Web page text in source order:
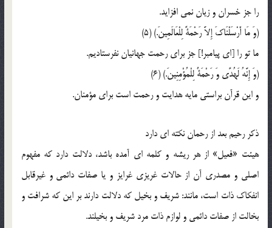
را جز خسران و زيان نمي افزايد.
(وَ مَا أَرْسَلْنَاکَ إِلاَّ رَحْمَةً لِلْعَالَمِينَ.‌) (5)
ما تو را [اي پيامبر!] جز براي رحمت جهانيان نفرستاديم.
(وَ إِنَّهُ لَهُدًى وَ رَحْمَةٌ لِلْمُؤْمِنِينَ‌.) (6)
و اين قرآن براستي مايه هدايت و رحمت است براي مؤمنان.
ذکر رحيم بعد از رحمان نکته اي دارد
هيئت «فعيل» از هر ريشه و کلمه اي آمده باشد، دلالت دارد که مفهوم
اصلي و مصدري آن از حالات غريزي غرايز و يا صفات دائمي و غيرقابل
انفکاک ذات است، مانند: شريف و بخيل که دلالت دارند بر اين که شرافت و
بخالت از صفات دائمي و لوازم ذات مرد شريف و بخيلند.